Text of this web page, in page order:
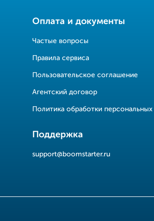
Оплата и документы
Частые вопросы
Правила сервиса
Пользовательское соглашение
Агентский договор
Политика обработки
Поддержка
support@boomstarter.ru